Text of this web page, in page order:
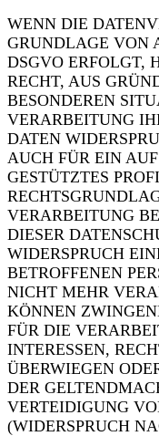
WENN DIE
GRUNDLAGE VON
DSGVO ERFOLGT,
RECHT, AUS
BESONDEREN
VERARBEITUNG
DATEN
AUCH FÜR EIN
GESTÜTZTES
VERARBEITUNG
DIESER
WIDERSPRUCH
BETROFFENEN
NICHT MEHR
KÖNNEN
FÜR DIE
INTERESSEN,
ÜBERWIEGEN
DER
VERTEIDIGUNG
(WIDERSPRUCH